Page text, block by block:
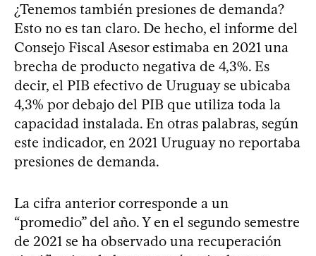
¿Tenemos también presiones de demanda?
Esto no es tan claro. De hecho, el informe del
Consejo Fiscal Asesor estimaba en 2021 una
brecha de producto negativa de 4,3%. Es
decir, el PIB efectivo de Uruguay se ubicaba
4,3% por debajo del PIB que utiliza toda la
capacidad instalada. En otras palabras, según
este indicador, en 2021 Uruguay no reportaba
presiones de demanda.
La cifra anterior corresponde a un
“promedio” del año. Y en el segundo semestre
de 2021 se ha observado una recuperación